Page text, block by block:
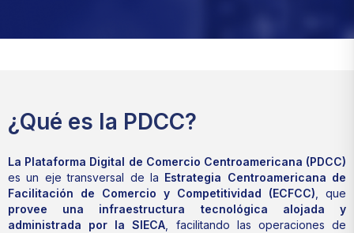
¿Qué es la PDCC?
La Plataforma Digital de Comercio Centroamericana (PDCC)
es un eje transversal de la Estrategia Centroamericana de
Facilitación de Comercio y Competitividad (ECFCC) , que
provee una infraestructura tecnológica
alojada y
administrada por la SIECA , facilitando las operaciones de